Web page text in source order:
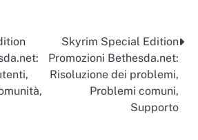
Skyrim Special Edition
Promozioni Bethesda.net:
Risoluzione dei problemi,
Problemi comuni,
Supporto